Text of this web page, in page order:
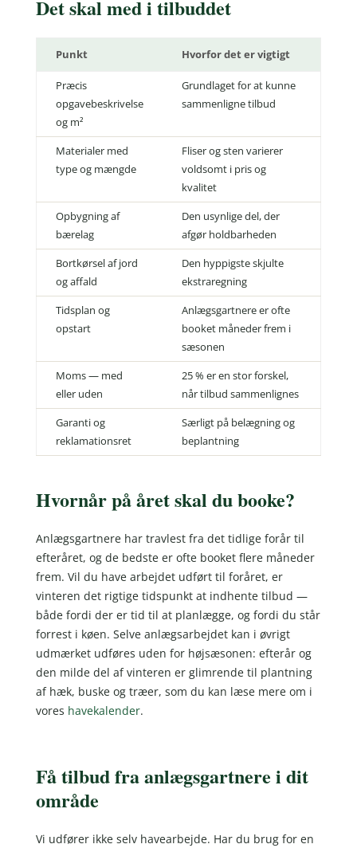
Det skal med i tilbuddet
Punkt Hvorfor det er vigtigt
Præcis
opgavebeskrivelse
og m²
Grundlaget for at kunne
sammenligne tilbud
Materialer med
type og mængde
Fliser og sten varierer
voldsomt i pris og
kvalitet
Opbygning af
bærelag
Den usynlige del, der
afgør holdbarheden
Bortkørsel af jord
og affald
Den hyppigste skjulte
ekstraregning
Tidsplan og
opstart
Anlægsgartnere er ofte
booket måneder frem i
sæsonen
Moms — med
eller uden
25 % er en stor forskel,
når tilbud sammenlignes
Garanti og
reklamationsret
Særligt på belægning og
beplantning
Hvornår på året skal du booke?
Anlægsgartnere har travlest fra det tidlige forår til
efteråret, og de bedste er ofte booket flere måneder
frem. Vil du have arbejdet udført til foråret, er
vinteren det rigtige tidspunkt at indhente tilbud —
både fordi der er tid til at planlægge, og fordi du står
forrest i køen. Selve anlægsarbejdet kan i øvrigt
udmærket udføres uden for højsæsonen: efterår og
den milde del af vinteren er glimrende til plantning
af hæk, buske og træer, som du kan læse mere om i
vores havekalender.
Få tilbud fra anlægsgartnere i dit
område
Vi udfører ikke selv havearbejde. Har du brug for en